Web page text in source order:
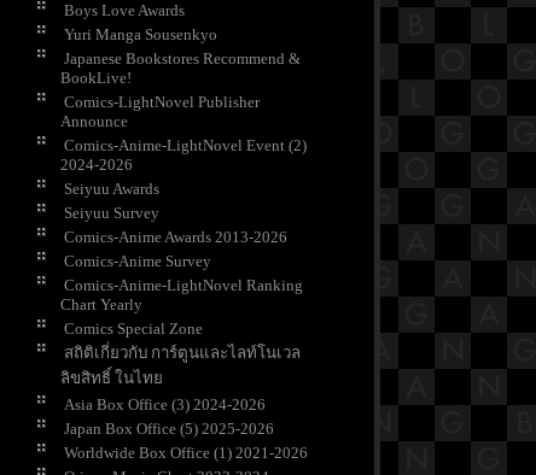
Boys Love Awards
Yuri Manga Sousenkyo
Japanese Bookstores Recommend &
BookLive!
Comics-LightNovel Publisher
Announce
Comics-Anime-LightNovel Event (2)
2024-2026
Seiyuu Awards
Seiyuu Survey
Comics-Anime Awards 2013-2026
Comics-Anime Survey
Comics-Anime-LightNovel Ranking
Chart Yearly
Comics Special Zone
สถิติเกี่ยวกับ การ์ตูนและไลท์โนเวล
ลิขสิทธิ์ ในไท
Asia Box Office (3) 2024-2026
Japan Box Office (5) 2025-2026
Worldwide Box Office (1) 2021-2026